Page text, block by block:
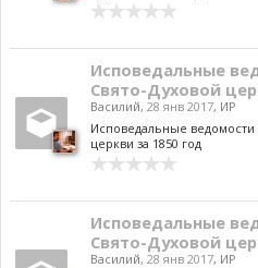
Исповедальные
Свято-Духовой
Василий, 28 янв 2017, ИР
Исповедальные
церкви за 1850 год
Исповедальные
Свято-Духовой
Василий, 28 янв 2017, ИР